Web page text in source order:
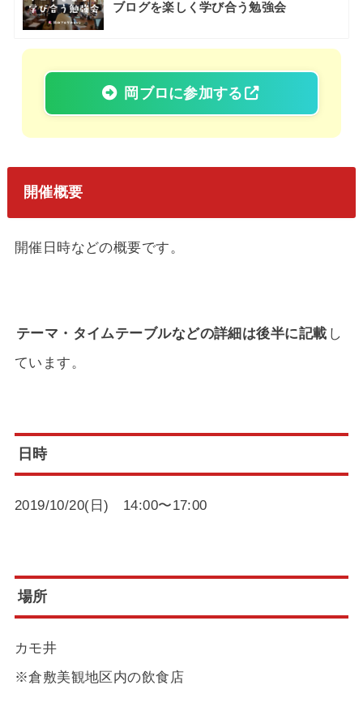
ブログを楽しく学び合う勉強会
岡ブロに参加する
開催概要
開催日時などの概要です。
テーマ・タイムテーブルなどの詳細は後半に記載 し
ています。
日時
2019/10/20(日) 14:00〜17:00
場所
カモ井
※倉敷美観地区内の飲食店